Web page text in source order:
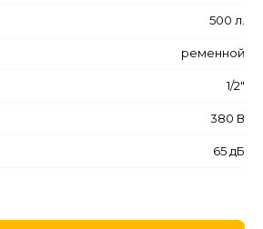
500 л.
ременной
1/2"
380 В
65 дБ